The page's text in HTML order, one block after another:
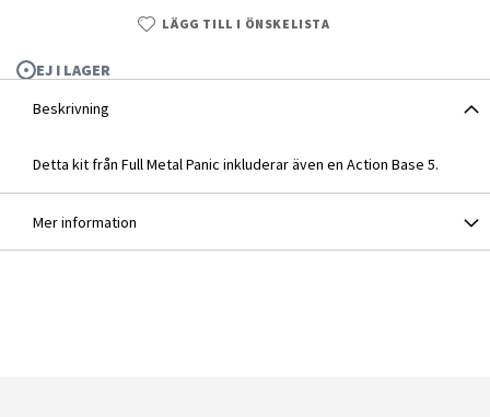
LÄGG TILL I ÖNSKELISTA
EJ I LAGER
HG ARX-7 Arbalest Ver. IV (With XL-2 Booster) 1/60
Beskrivning
Detta kit från Full Metal Panic inkluderar även en Action Base 5.
Mer information